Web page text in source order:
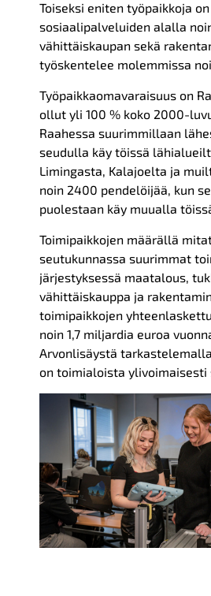
Toiseksi eniten työpaikkoja
sosiaalipalveluiden alalla
vähittäiskaupan sekä
työskentelee molemmissa
Työpaikkaomavaraisuus on
ollut yli 100 % koko 2000-
Raahessa suurimmillaan
seudulla käy töissä
Limingasta, Kalajoelta ja
noin 2400 pendelöijää, kun
puolestaan käy muualla
Toimipaikkojen määrällä
seutukunnassa suurimmat
järjestyksessä maatalous,
vähittäiskauppa ja
toimipaikkojen
noin 1,7 miljardia euroa
Arvonlisäystä
on toimialoista ylivoimaisesti